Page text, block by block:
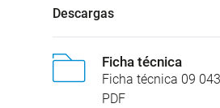
Descargas
Ficha técnica
Ficha técnica 09
PDF